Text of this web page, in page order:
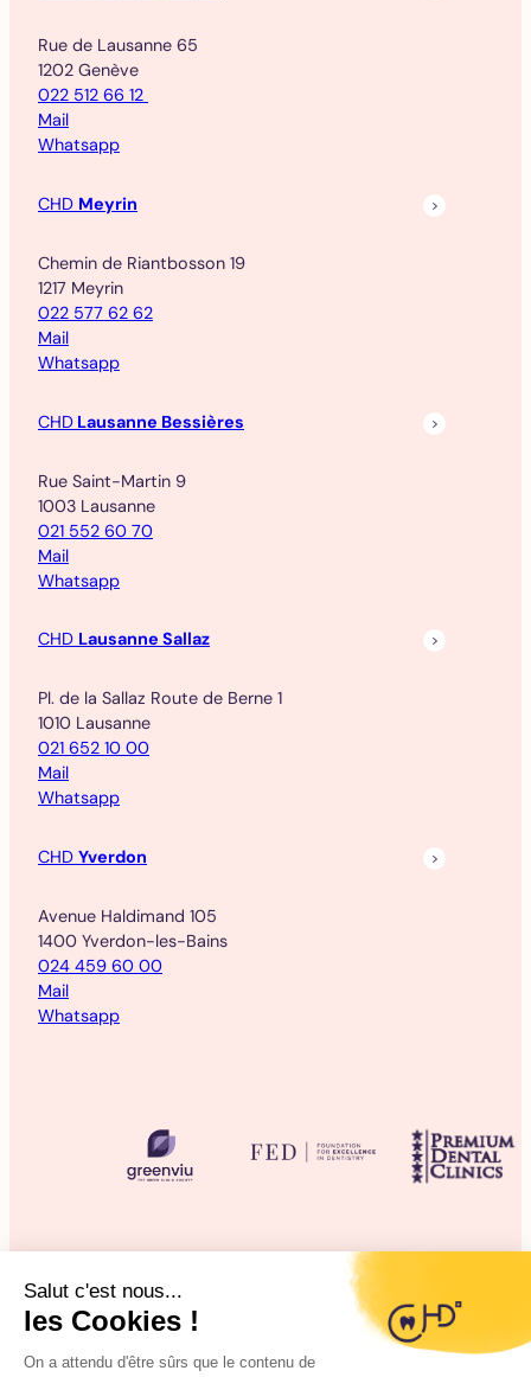
Rue de Lausanne 65
1202 Genève
022 512 66 12
Mail
Whatsapp
CHD Meyrin
Chemin de Riantbosson 19
1217 Meyrin
022 577 62 62
Mail
Whatsapp
CHD Lausanne Bessières
Rue Saint-Martin 9
1003 Lausanne
021 552 60 70
Mail
Whatsapp
CHD Lausanne Sallaz
Pl. de la Sallaz Route de Berne 1
1010 Lausanne
021 652 10 00
Mail
Whatsapp
CHD Yverdon
Avenue Haldimand 105
1400 Yverdon-les-Bains
024 459 60 00
Mail
Whatsapp
©2025 CHD Clinique d’Hygiène Dentaire
Mentions légales